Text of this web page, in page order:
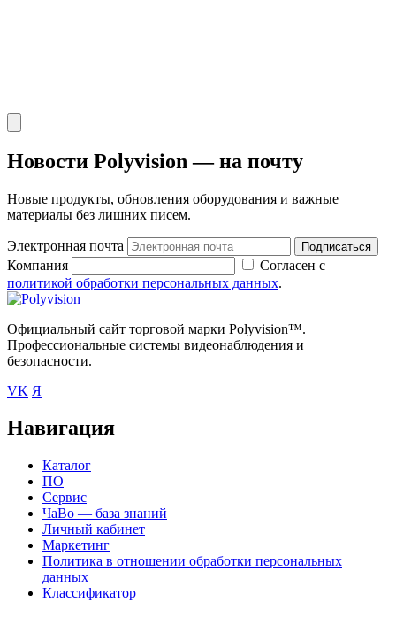
Новости Polyvision — на почту
Новые продукты, обновления оборудования и важные
материалы без лишних писем.
Электронная почта Подписаться
Компания
Согласен с
политикой обработки персональных данных.
Официальный сайт торговой марки Polyvision™.
Профессиональные системы видеонаблюдения и
безопасности.
VK Я
Навигация
Каталог
ПО
Сервис
ЧаВо — база знаний
Личный кабинет
Маркетинг
Политика в отношении обработки персональных
данных
Классификатор